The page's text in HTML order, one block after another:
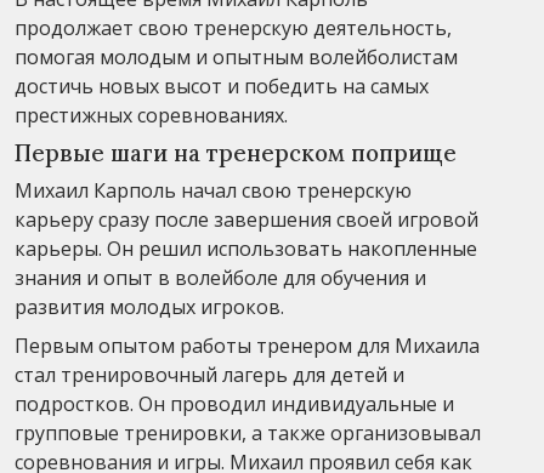
продолжает свою тренерскую деятельность,
помогая молодым и опытным волейболистам
достичь новых высот и победить на самых
престижных соревнованиях.
Первые шаги на тренерском поприще
Михаил Карполь начал свою тренерскую
карьеру сразу после завершения своей игровой
карьеры. Он решил использовать накопленные
знания и опыт в волейболе для обучения и
развития молодых игроков.
Первым опытом работы тренером для Михаила
стал тренировочный лагерь для детей и
подростков. Он проводил индивидуальные и
групповые тренировки, а также организовывал
соревнования и игры. Михаил проявил себя как